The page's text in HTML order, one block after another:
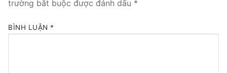
trường bắt buộc được đánh dấu *
BÌNH LUẬN *